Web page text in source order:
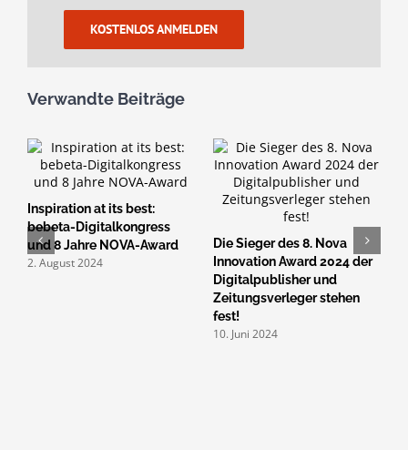
KOSTENLOS ANMELDEN
Verwandte Beiträge
Inspiration at its best:
bebeta-Digitalkongress
und 8 Jahre NOVA-Award
2. August 2024
Die Sieger des 8. Nova
Innovation Award 2024 der
Digitalpublisher und
Zeitungsverleger stehen
fest!
10. Juni 2024